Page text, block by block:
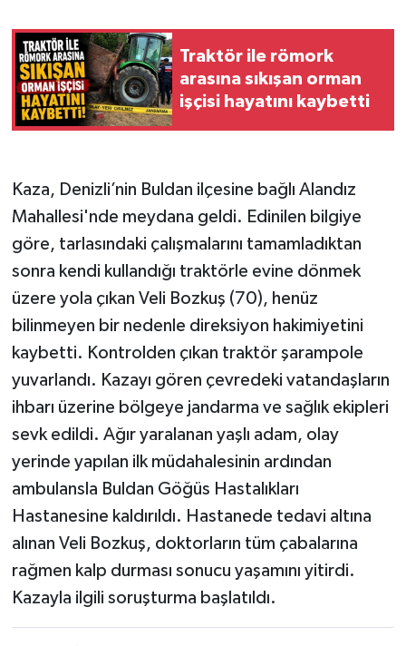
Traktör ile römork
arasına sıkışan orman
işçisi hayatını kaybetti
Kaza, Denizli’nin Buldan ilçesine bağlı Alandız
Mahallesi'nde meydana geldi. Edinilen bilgiye
göre, tarlasındaki çalışmalarını tamamladıktan
sonra kendi kullandığı traktörle evine dönmek
üzere yola çıkan Veli Bozkuş (70), henüz
bilinmeyen bir nedenle direksiyon hakimiyetini
kaybetti. Kontrolden çıkan traktör şarampole
yuvarlandı. Kazayı gören çevredeki vatandaşların
ihbarı üzerine bölgeye jandarma ve sağlık ekipleri
sevk edildi. Ağır yaralanan yaşlı adam, olay
yerinde yapılan ilk müdahalesinin ardından
ambulansla Buldan Göğüs Hastalıkları
Hastanesine kaldırıldı. Hastanede tedavi altına
alınan Veli Bozkuş, doktorların tüm çabalarına
rağmen kalp durması sonucu yaşamını yitirdi.
Kazayla ilgili soruşturma başlatıldı.